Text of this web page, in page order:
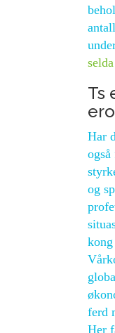
Ts
Har
og
kong
ferd
Her